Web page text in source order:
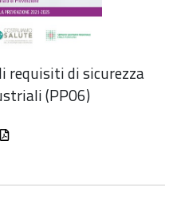
requisiti di sicurezza
(PP06)